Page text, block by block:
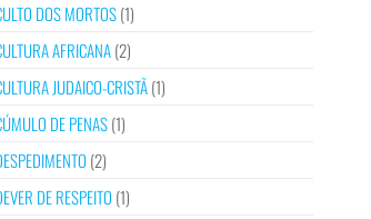
DOS MORTOS(1)
AFRICANA(2)
JUDAICO-CRISTÃ(1)
DE PENAS(1)
(2)
DE RESPEITO (1)